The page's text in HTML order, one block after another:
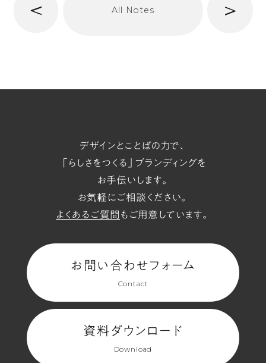
前 All Notes 次
デザインとことばの力で、
「らしさをつくる」ブランディングを
お手伝いします。
お気軽にご相談ください。
よくあるご質問 もご用意しています。
お問い合わせフォーム
Contact
資料ダウンロード
Download